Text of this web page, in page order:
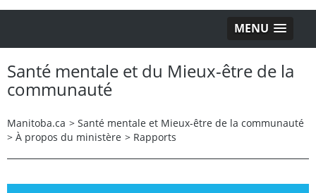
MENU
Santé mentale et du Mieux-être de la
communauté
Manitoba.ca > Santé mentale et Mieux-être de la communauté
> À propos du ministère > Rapports